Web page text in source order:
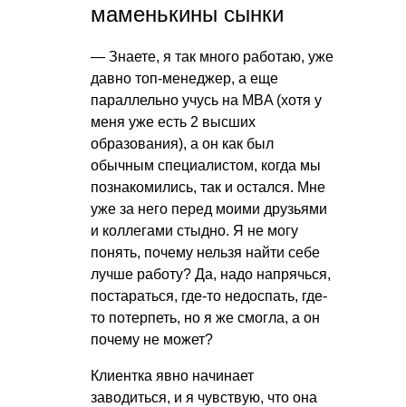
маменькины сынки
— Знаете, я так много работаю, уже
давно топ-менеджер, а еще
параллельно учусь на MBA (хотя у
меня уже есть 2 высших
образования), а он как был
обычным специалистом, когда мы
познакомились, так и остался. Мне
уже за него перед моими друзьями
и коллегами стыдно. Я не могу
понять, почему нельзя найти себе
лучше работу? Да, надо напрячься,
постараться, где-то недоспать, где-
то потерпеть, но я же смогла, а он
почему не может?
Клиентка явно начинает
заводиться, и я чувствую, что она